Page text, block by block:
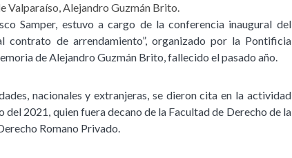
Valparaíso, Alejandro Guzmán Brito.
Samper, estuvo a cargo de la conferencia inaugural del
contrato de arrendamiento”, organizado por la Pontificia
de Alejandro Guzmán Brito, fallecido el pasado año.
nacionales y extranjeras, se dieron cita en la actividad
2021, quien fuera decano de la Facultad de Derecho de la
Romano Privado.